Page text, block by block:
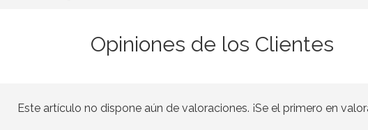
Opiniones de los Clientes
Este artículo no dispone aún de valoraciones. ¡Se el primero en